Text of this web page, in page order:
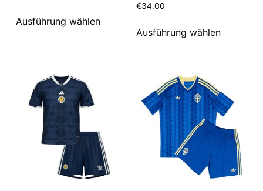
Ausführung wählen
€34.00
Ausführung wählen